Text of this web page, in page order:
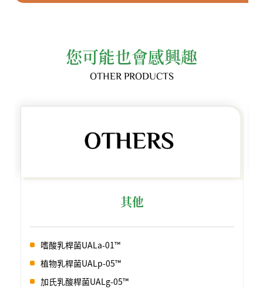
您可能也會感興趣
OTHER PRODUCTS
其他
嗜酸乳桿菌UALa-01™
植物乳桿菌UALp-05™
加氏乳酸桿菌UALg-05™